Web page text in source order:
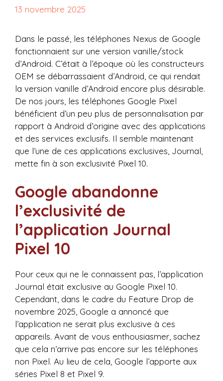
13 novembre 2025
Dans le passé, les téléphones Nexus de Google
fonctionnaient sur une version vanille/stock
d’Android. C’était à l’époque où les constructeurs
OEM se débarrassaient d’Android, ce qui rendait
la version vanille d’Android encore plus désirable.
De nos jours, les téléphones Google Pixel
bénéficient d’un peu plus de personnalisation par
rapport à Android d’origine avec des applications
et des services exclusifs. Il semble maintenant
que l’une de ces applications exclusives, Journal,
mette fin à son exclusivité Pixel 10.
Google abandonne
l’exclusivité de
l’application Journal
Pixel 10
Pour ceux qui ne le connaissent pas, l’application
Journal était exclusive au Google Pixel 10.
Cependant, dans le cadre du Feature Drop de
novembre 2025, Google a annoncé que
l’application ne serait plus exclusive à ces
appareils. Avant de vous enthousiasmer, sachez
que cela n’arrive pas encore sur les téléphones
non Pixel. Au lieu de cela, Google l’apporte aux
séries Pixel 8 et Pixel 9.